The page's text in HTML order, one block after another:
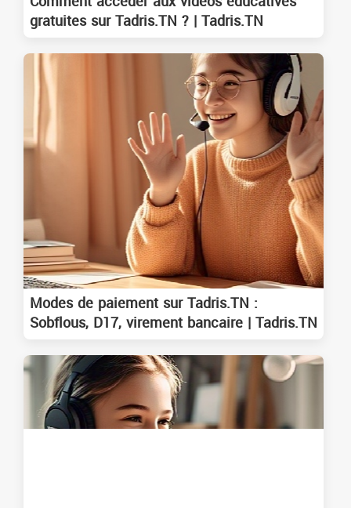
gratuites sur Tadris.TN ? | Tadris.TN
Modes de paiement sur Tadris.TN :
Sobflous, D17, virement bancaire | Tadris.TN